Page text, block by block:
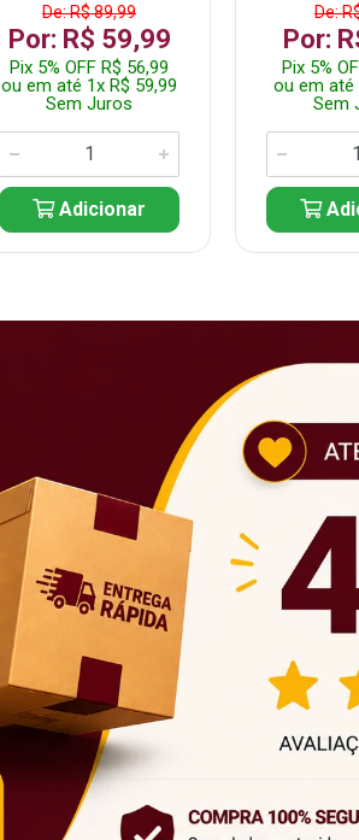
De: R$ 89,99
Por: R$ 59,99
Pix 5% OFF R$ 56,99
ou em até 1x R$ 59,99
Sem Juros
Adicionar
De:
Por:
Pix 5%
ou em até
Sem